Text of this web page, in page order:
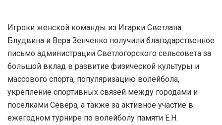
Игроки женской команды из Игарки Светлана
Блудвина и Вера Зенченко получили благодарственное
письмо администрации Светлогорского сельсовета за
большой вклад в развитие физической культуры и
массового спорта, популяризацию волейбола,
укрепление спортивных связей между городами и
поселками Севера, а также за активное участие в
ежегодном турнире по волейболу памяти Е.Н.